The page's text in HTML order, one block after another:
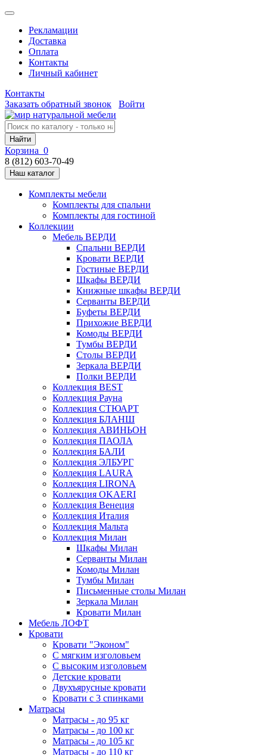
Рекламации
Доставка
Оплата
Контакты
Личный кабинет
Контакты
Заказать обратный звонок
Войти
Найти
Корзина 0
8 (812) 603-70-49
Наш каталог
Комплекты мебели
Комплекты для спальни
Комплекты для гостиной
Коллекции
Мебель ВЕРДИ
Спальни ВЕРДИ
Кровати ВЕРДИ
Гостиные ВЕРДИ
Шкафы ВЕРДИ
Книжные шкафы ВЕРДИ
Серванты ВЕРДИ
Буфеты ВЕРДИ
Прихожие ВЕРДИ
Комоды ВЕРДИ
Тумбы ВЕРДИ
Столы ВЕРДИ
Зеркала ВЕРДИ
Полки ВЕРДИ
Коллекция BEST
Коллекция Рауна
Коллекция СТЮАРТ
Коллекция БЛАНШ
Коллекция АВИНЬОН
Коллекция ПАОЛА
Коллекция БАЛИ
Коллекция ЭЛБУРГ
Коллекция LAURA
Коллекция LIRONA
Коллекция OKAERI
Коллекция Венеция
Коллекция Италия
Коллекция Мальта
Коллекция Милан
Шкафы Милан
Серванты Милан
Комоды Милан
Тумбы Милан
Письменные столы Милан
Зеркала Милан
Кровати Милан
Мебель ЛОФТ
Кровати
Кровати "Эконом"
С мягким изголовьем
С высоким изголовьем
Детские кровати
Двухъярусные кровати
Кровати с 3 спинками
Матрасы
Матрасы - до 95 кг
Матрасы - до 100 кг
Матрасы - до 105 кг
Матрасы - до 110 кг